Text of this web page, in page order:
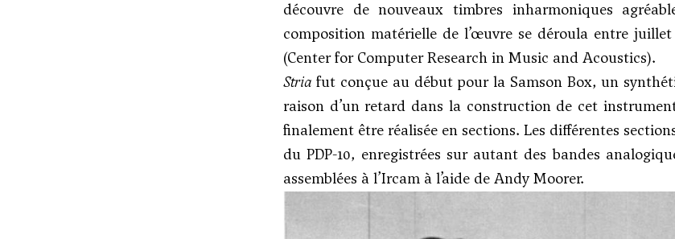
découvre de nouveaux timbres inharmoniques
composition matérielle de l’œuvre se déroula entre
(Center for Computer Research in Music and Acoustics).
Stria fut conçue au début pour la Samson Box, un
raison d’un retard dans la construction de cet
finalement être réalisée en sections. Les différentes
du PDP-10, enregistrées sur autant des bandes
assemblées à l’Ircam à l’aide de Andy Moorer.